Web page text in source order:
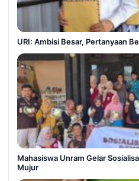
URI: Ambisi Besar, Pertanyaan
Mahasiswa Unram Gelar
Mujur